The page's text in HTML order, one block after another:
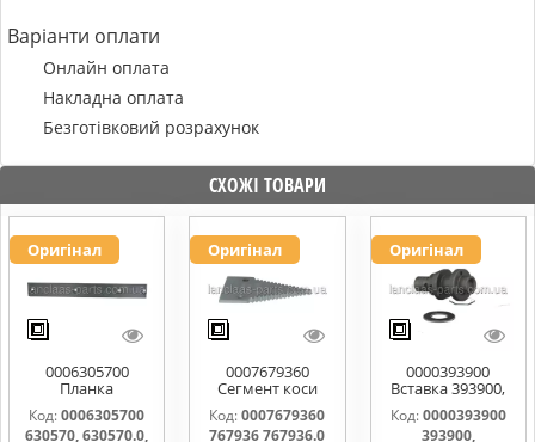
Варіанти оплати
Онлайн оплата
Накладна оплата
Безготівковий розрахунок
СХОЖІ ТОВАРИ
Оригінал
0006305700
Планка
направляюча
630570, 630570.0,
Код:0006305700
630570, 630570.0,
Оригінал
0007679360
Сегмент коси
767936 767936.0
767976.1
Код: 0007679360
767936 767936.0
Оригінал
0000393900
Вставка 393900,
0000393900
Код:0000393900
393900,